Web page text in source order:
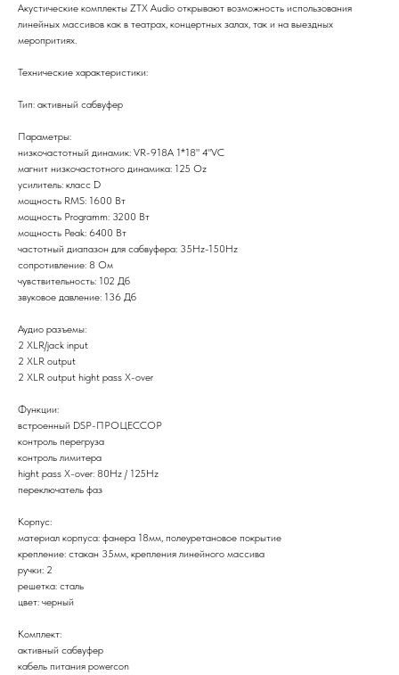
Акустические комплекты ZTX Audio открывают возможность использования
линейных массивов как в театрах, концертных залах, так и на выездных
меропритиях.
Технические характеристики:
Тип: активный сабвуфер
Параметры:
низкочастотный динамик: VR-918A 1*18" 4"VC
магнит низкочастотного динамика: 125 Oz
усилитель: класс D
мощность RMS: 1600 Вт
мощность Programm: 3200 Вт
мощность Peak: 6400 Вт
частотный диапазон для сабвуфера: 35Hz-150Hz
сопротивление: 8 Ом
чувствительность: 102 Дб
звуковое давление: 136 Дб
Аудио разъемы:
2 XLR/jack input
2 XLR output
2 XLR output hight pass X-over
Функции:
встроенный DSP-ПРОЦЕССОР
контроль перегруза
контроль лимитера
hight pass X-over: 80Hz / 125Hz
переключатель фаз
Корпус:
материал корпуса: фанера 18мм, полеуретановое покрытие
крепление: стакан 35мм, крепления линейного массива
ручки: 2
решетка: сталь
цвет: черный
Комплект:
активный сабвуфер
кабель питания powercon